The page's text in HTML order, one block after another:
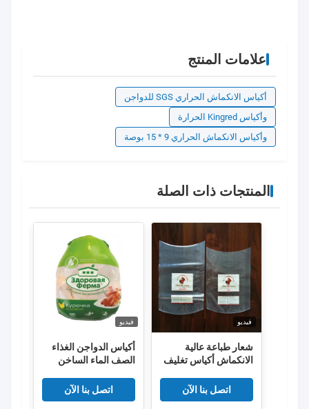
علامات المنتج
أكياس الانكماش الحراري SGS للدواجن
وأكياس Kingred الحرارة
وأكياس الانكماش الحراري 9 * 15 بوصة
المنتجات ذات الصلة
فيديو
شعار طباعة عالية
الانكماش أكياس تغليف
اتصل بنا الآن
فيديو
أكياس الدواجن الغذاء
الصف الماء الساخن
EVA PE Co مقذوفاتصل بنا الآن